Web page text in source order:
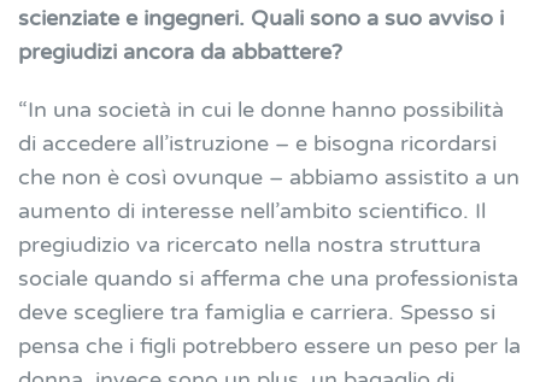
scienziate e ingegneri. Quali sono a suo avviso i
pregiudizi ancora da abbattere?
“In una società in cui le donne hanno possibilità
di accedere all’istruzione – e bisogna ricordarsi
che non è così ovunque – abbiamo assistito a un
aumento di interesse nell’ambito scientifico. Il
pregiudizio va ricercato nella nostra struttura
sociale quando si afferma che una professionista
deve scegliere tra famiglia e carriera. Spesso si
pensa che i figli potrebbero essere un peso per la